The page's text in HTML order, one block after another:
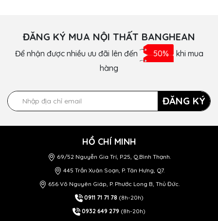
ĐĂNG KÝ MUA NỘI THẤT BANGHEAN
Để nhận được nhiều ưu đãi lên đến 50% khi mua
hàng
ĐĂNG KÝ
HỒ CHÍ MINH
69/52 Nguyễn Gia Trí, P.25, Q.Bình Thạnh.
445 Trần Xuân Soạn, P. Tân Hưng, Q7.
656 Võ Nguyên Giáp, P. Phước Long B, Thủ Đức.
0911 71 71 78 (8h-20h)
0932 649 279 (8h-20h)